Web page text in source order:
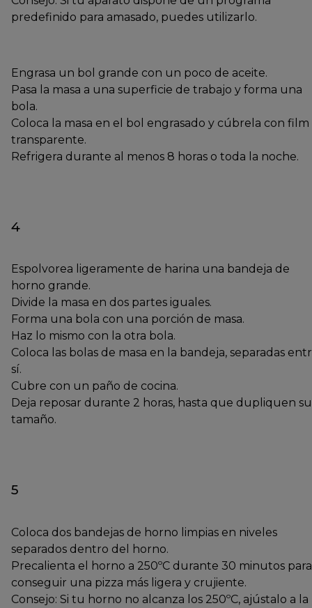
predefinido para amasado, puedes utilizarlo.
Engrasa un bol grande con un poco de aceite.
Pasa la masa a una superficie de trabajo y forma una
bola.
Coloca la masa en el bol engrasado y cúbrela con film
transparente.
Refrigera durante al menos 8 horas o toda la noche.
4
Espolvorea ligeramente de harina una bandeja de
horno grande.
Divide la masa en dos partes iguales.
Forma una bola con una porción de masa.
Haz lo mismo con la otra bola.
Coloca las bolas de masa en la bandeja, separadas
sí.
Cubre con un paño de cocina.
Deja reposar durante 2 horas, hasta que dupliquen su
tamaño.
5
Coloca dos bandejas de horno limpias en niveles
separados dentro del horno.
Precalienta el horno a 250ºC durante 30 minutos para
conseguir una pizza más ligera y crujiente.
Consejo: Si tu horno no alcanza los 250ºC, ajústalo a la